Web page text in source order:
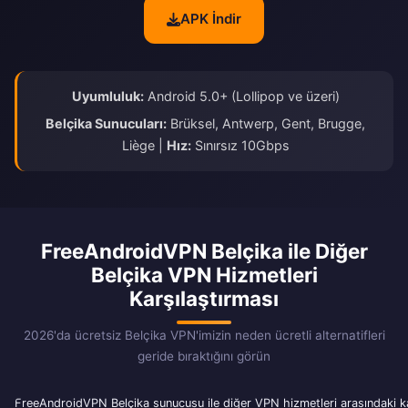
APK İndir
Uyumluluk:Android 5.0+ (Lollipop ve üzeri)
Belçika Sunucuları: Brüksel, Antwerp, Gent, Brugge,
Liège | Hız:Sınırsız 10Gbps
FreeAndroidVPN Belçika ile Diğer
Belçika VPN Hizmetleri
Karşılaştırması
2026'da ücretsiz Belçika VPN'imizin neden ücretli alternatifleri
geride bıraktığını görün
FreeAndroidVPN Belçika sunucusu ile diğer VPN hizmetleri arasındaki